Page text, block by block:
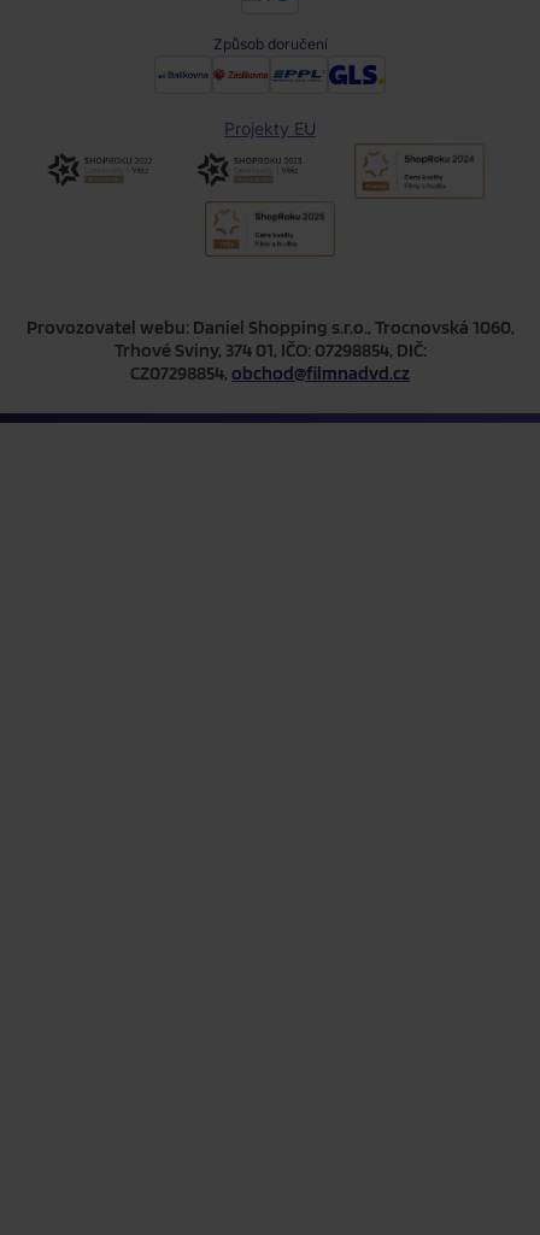
Způsob doručení
Projekty EU
Provozovatel webu: Daniel Shopping s.r.o., Trocnovská 1060,
Trhové Sviny, 374 01, IČO: 07298854, DIČ:
CZ07298854, obchod@filmnadvd.cz